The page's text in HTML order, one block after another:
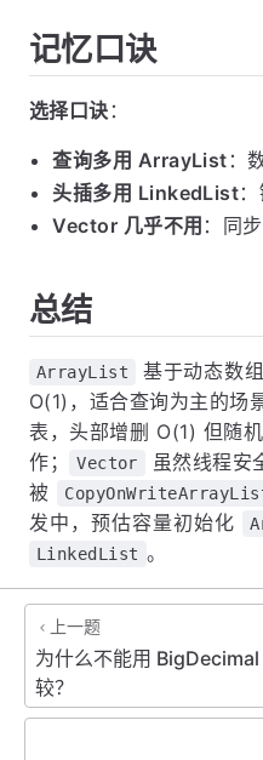
记忆口诀
选择口诀 ：
查询多用 ArrayList ：
头插多用 LinkedList
Vector 几乎不用 ：同
总结
ArrayList
基于动态数
O(1)，适合查询为主的场景
表，头部增删 O(1) 但随
作；
Vector
虽然线程安
被
发中，预估容量初始化
LinkedList 。
上一题
为什么不能用
较？